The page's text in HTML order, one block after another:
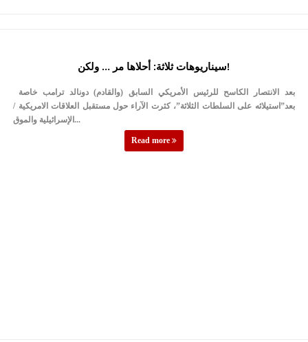
سيناريوهات ثلاثة: أحلاها مر … ولكن!
بعد”استيلائه على السلطات الثلاثة”، كثرت الآراء حول مستقبل العلاقات الامريكية /
الإسرائيلية والموق...
Read more